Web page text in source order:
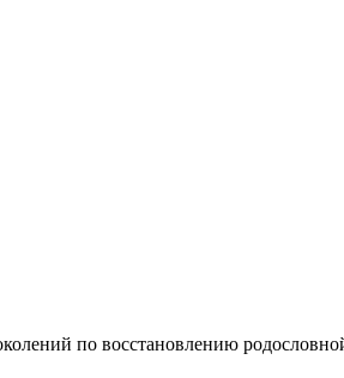
по восстановлению